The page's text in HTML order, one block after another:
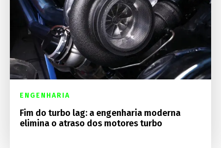
ENGENHARIA
Fim do turbo lag: a engenharia moderna
elimina o atraso dos motores turbo